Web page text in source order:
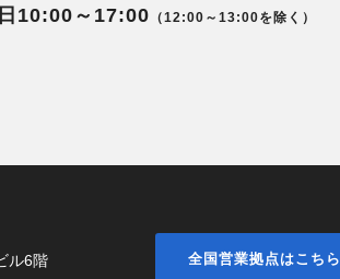
10:00～17:00 （12:00～13:00を除く）
ル6階 全国営業拠点はこちら